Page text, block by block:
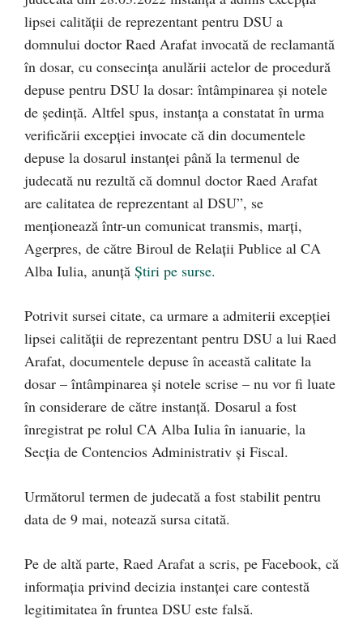
lipsei calităţii de reprezentant pentru DSU a
domnului doctor Raed Arafat invocată de reclamantă
în dosar, cu consecinţa anulării actelor de procedură
depuse pentru DSU la dosar: întâmpinarea şi notele
de şedinţă. Altfel spus, instanţa a constatat în urma
verificării excepţiei invocate că din documentele
depuse la dosarul instanţei până la termenul de
judecată nu rezultă că domnul doctor Raed Arafat
are calitatea de reprezentant al DSU”, se
menţionează într-un comunicat transmis, marţi,
Agerpres, de către Biroul de Relaţii Publice al CA
Alba Iulia, anunță Știri pe surse.
Potrivit sursei citate, ca urmare a admiterii excepţiei
lipsei calităţii de reprezentant pentru DSU a lui Raed
Arafat, documentele depuse în această calitate la
dosar – întâmpinarea şi notele scrise – nu vor fi luate
în considerare de către instanţă. Dosarul a fost
înregistrat pe rolul CA Alba Iulia în ianuarie, la
Secţia de Contencios Administrativ şi Fiscal.
Următorul termen de judecată a fost stabilit pentru
data de 9 mai, notează sursa citată.
Pe de altă parte, Raed Arafat a scris, pe Facebook, că
informația privind decizia instanței care contestă
legitimitatea în fruntea DSU este falsă.